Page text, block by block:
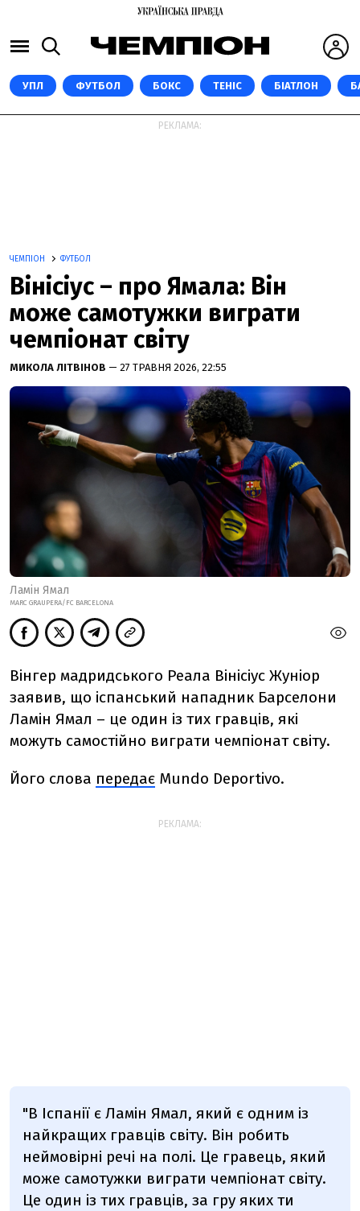
УПЛ ФУТБОЛ БОКС ТЕНІС БІАТЛОН
РЕКЛАМА:
ЧЕМПІОН ФУТБОЛ
Вінісіус – про Ямала: Він
може самотужки виграти
чемпіонат світу
МИКОЛА ЛІТВІНОВ — 27 ТРАВНЯ 2026, 22:55
Ламін Ямал
MARC GRAUPERA/FC BARCELONA
Вінгер мадридського Реала Вінісіус Жуніор
заявив, що іспанський нападник Барселони
Ламін Ямал – це один із тих гравців, які
можуть самостійно виграти чемпіонат світу.
Його слова передає Mundo Deportivo.
РЕКЛАМА:
"В Іспанії є Ламін Ямал, який є одним із
найкращих гравців світу. Він робить
неймовірні речі на полі. Це гравець, який
може самотужки виграти чемпіонат світу.
Це один із тих гравців, за гру яких ти